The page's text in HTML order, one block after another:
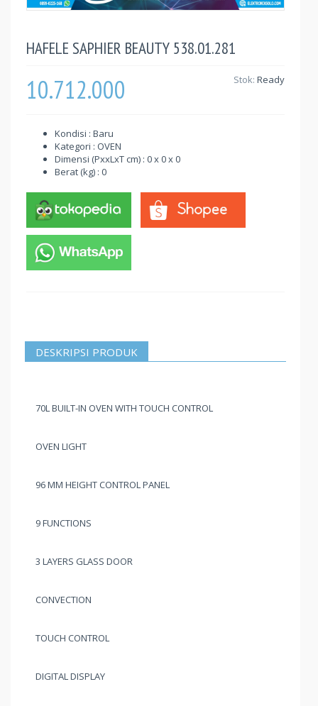
HAFELE SAPHIER BEAUTY 538.01.281
10.712.000 Stok: Ready
Kondisi : Baru
Kategori : OVEN
Dimensi (PxxLxT cm) : 0 x 0 x 0
Berat (kg) : 0
DESKRIPSI PRODUK
70L BUILT-IN OVEN WITH TOUCH CONTROL
OVEN LIGHT
96 MM HEIGHT CONTROL PANEL
9 FUNCTIONS
3 LAYERS GLASS DOOR
CONVECTION
TOUCH CONTROL
DIGITAL DISPLAY